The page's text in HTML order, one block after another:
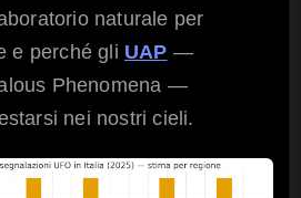
naturale per
e perché gli UAP —
Phenomena —
nei nostri cieli.